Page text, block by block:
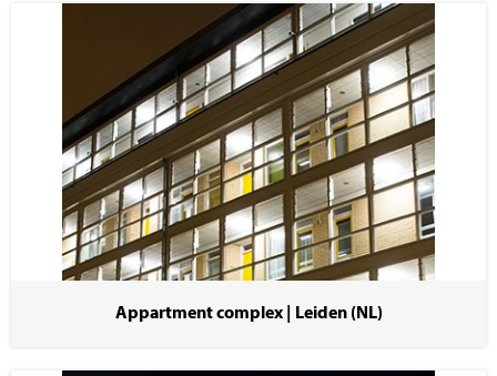
Appartment complex | Leiden (NL)